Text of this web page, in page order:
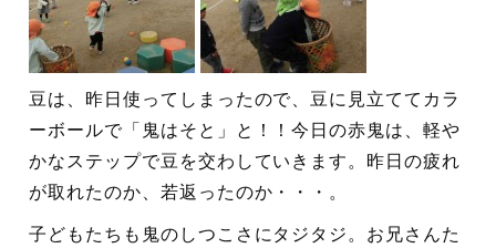
豆は、昨日使ってしまったので、豆に見立ててカラ
ーボールで「鬼はそと」と！！今日の赤鬼は、軽や
かなステップで豆を交わしていきます。昨日の疲れ
が取れたのか、若返ったのか・・・。
子どもたちも鬼のしつこさにタジタジ。お兄さんた